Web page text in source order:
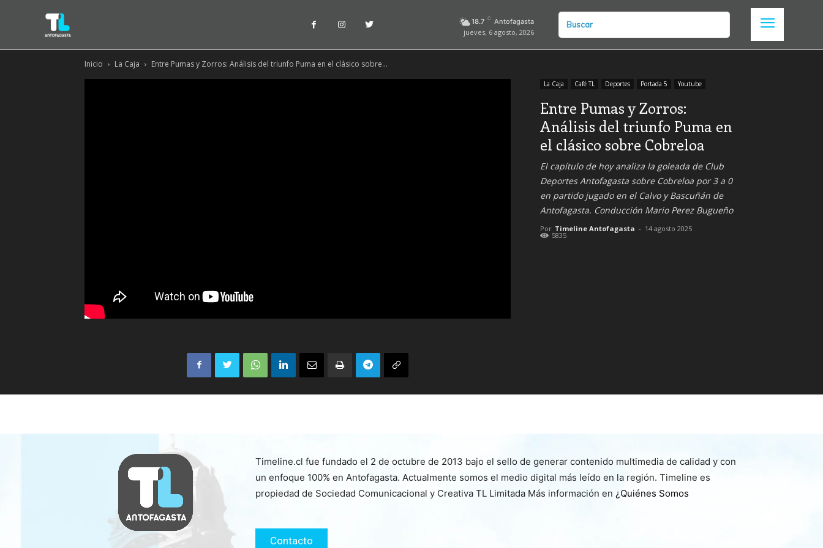
18.7 C Antofagasta
jueves, 6 agosto, 2026
Buscar
Inicio La Caja Entre Pumas y Zorros: Análisis del triunfo Puma en el clásico sobre...
La Caja Café TL Deportes Portada 5 Youtube
Entre Pumas y Zorros:
Análisis del triunfo Puma en
el clásico sobre Cobreloa
El capítulo de hoy analiza la goleada de Club
Deportes Antofagasta sobre Cobreloa por 3 a 0
en partido jugado en el Calvo y Bascuñán de
Antofagasta. Conducción Mario Perez Bugueño
Por Timeline Antofagasta - 14 agosto 2025
5835
Timeline.cl fue fundado el 2 de octubre de 2013 bajo el sello de generar contenido multimedia de calidad y con
un enfoque 100% en Antofagasta. Actualmente somos el medio digital más leído en la región. Timeline es
propiedad de Sociedad Comunicacional y Creativa TL Limitada Más información en ¿Quiénes Somos
Contacto